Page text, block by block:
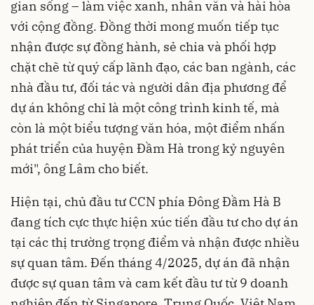
gian sống – làm việc xanh, nhân văn và hài hòa
với cộng đồng. Đồng thời mong muốn tiếp tục
nhận được sự đồng hành, sẻ chia và phối hợp
chặt chẽ từ quý cấp lãnh đạo, các ban ngành, các
nhà đầu tư, đối tác và người dân địa phương để
dự án không chỉ là một công trình kinh tế, mà
còn là một biểu tượng văn hóa, một điểm nhấn
phát triển của huyện Đầm Hà trong kỷ nguyên
mới", ông Lâm cho biết.
Hiện tại, chủ đầu tư CCN phía Đông Đầm Hà B
đang tích cực thực hiện xúc tiến đầu tư cho dự án
tại các thị trường trọng điểm và nhận được nhiều
sự quan tâm. Đến tháng 4/2025, dự án đã nhận
được sự quan tâm và cam kết đầu tư từ 9 doanh